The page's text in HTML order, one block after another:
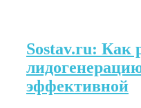
Sostav.ru: Как
эффективной